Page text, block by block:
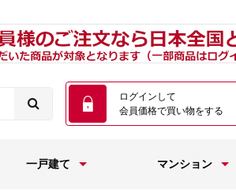
ログインして
会員価格で買い物をする
一戸建て マンション